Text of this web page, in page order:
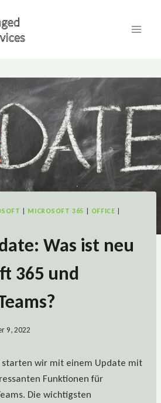
| MICROSOFT 365 | OFFICE |
Was ist neu
365 und
9, 2022
starten wir mit einem Update mit
Funktionen für
Die wichtigsten